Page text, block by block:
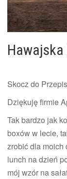
Skocz do
Dziękuję firmie
Tak bardzo jak
boxów w lecie,
zrobić dla moich
lunch na dzień
mój wzór na